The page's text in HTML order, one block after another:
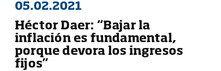
05.02.2021
Héctor Daer: “Bajar la
inflación es fundamental,
porque devora los ingresos
fijos”